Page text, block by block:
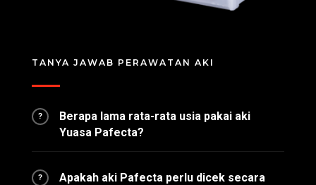
TANYA JAWAB PERAWATAN AKI
?
Berapa lama rata-rata usia pakai aki
Yuasa Pafecta?
?
Apakah aki Pafecta perlu dicek secara